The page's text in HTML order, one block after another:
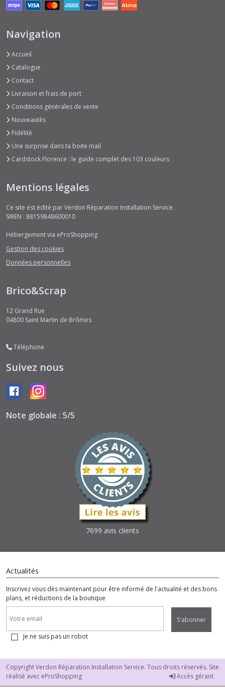
Navigation
Accueil
Catalogue
Contact
Livraison et frais de port
Conditions générales de vente
Nouveautés
Fidélité
Une surprise dans ta boite mail
Cardstock Florence : le guide complet des 103 couleurs
Mentions légales
Ce site est édité par Verdon Réparation Installation Service.
SIREN : 88159848600010
Hébergement via eProShopping
Gestion des cookies
Données personnelles
Brico&Scrap
12 Grand Rue
04800 Saint Martin de Brômes
Téléphone
Suivez nous
Note globale : 5/5
7699 avis clients
Actualités
Inscrivez vous dès maintenant pour être informé de l'actualité et des bons
plans, et réductions de la boutique
S'abonner
Je ne suis pas un robot
Copyright Verdon Réparation Installation Service. Tous droits réservés. Site
réalisé avec eProShopping Accès gérant